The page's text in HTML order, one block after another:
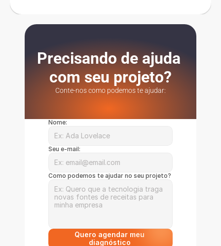
Precisando de ajuda
com seu projeto?
Conte-nos como podemos te ajudar:
Nome:
Seu e-mail:
Como podemos te ajudar no seu projeto?
Quero agendar meu